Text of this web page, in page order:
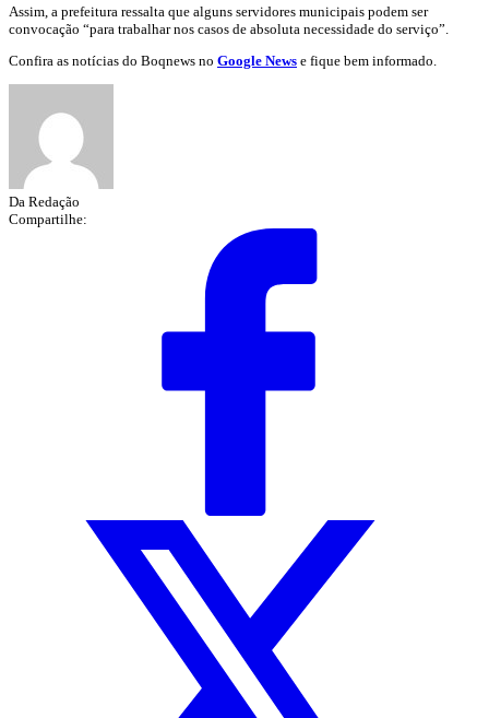
Assim, a prefeitura ressalta que alguns servidores municipais podem ser
convocação “para trabalhar nos casos de absoluta necessidade do serviço”.
Confira as notícias do Boqnews no Google News e fique bem informado.
Da Redação
Compartilhe: